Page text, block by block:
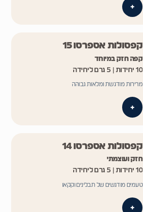
+
קפסולות אספרסו 15
קפה חזק במיוחד
10 יחידות | 5 גרם ליחידה
מרירות מודגשת ומלאות גבוהה
+
קפסולות אספרסו 14
חזק ועוצמתי
10 יחידות | 5 גרם ליחידה
טעמים מודגשים של תבלינים וקקאו
+